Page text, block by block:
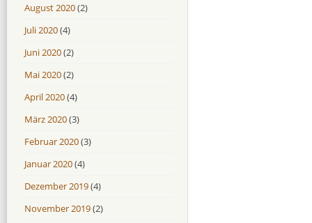
August 2020(2)
Juli 2020(4)
Juni 2020(2)
Mai 2020(2)
April 2020(4)
März 2020(3)
Februar 2020(3)
Januar 2020(4)
Dezember 2019(4)
November 2019(2)